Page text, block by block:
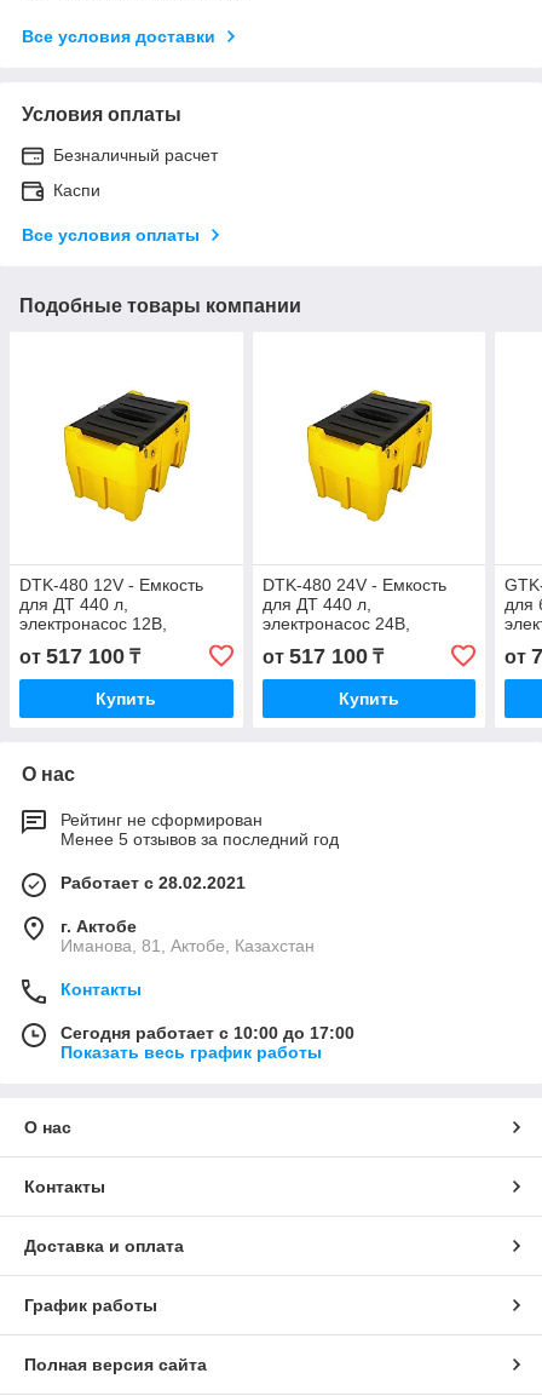
Все условия доставки
Условия оплаты
Безналичный расчет
Каспи
Все условия оплаты
Подобные товары компании
DTK-480 12V - Емкость
для ДТ 440 л,
электронасос 12В,
электронный счетчик,
автоматический пистолет
от 517 100 ₸
Купить
DTK-480 24V - Емкость
для ДТ 440 л,
электронасос 24В,
электронный счетчик,
автоматический пистолет
от 517 100₸
Купить
для
от
О нас
Рейтинг не сформирован
Менее 5 отзывов за последний год
Работает с 28.02.2021
г. Актобе
Иманова, 81, Актобе, Казахстан
Контакты
Сегодня работает с 10:00 до 17:00
Показать весь график работы
О нас
Контакты
Доставка и оплата
График работы
Полная версия сайта